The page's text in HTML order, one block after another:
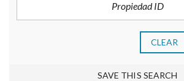
CLEAR
SAVE THIS SEARCH